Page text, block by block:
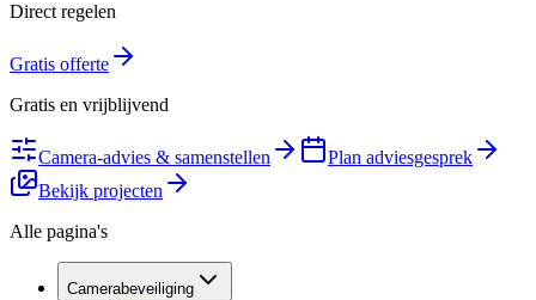
Direct regelen
Gratis offerte
Gratis en vrijblijvend
Camera-advies & samenstellen
Plan adviesgesprek
Bekijk projecten
Alle pagina's
Camerabeveiliging